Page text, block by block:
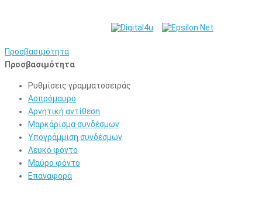
Προσβασιμότητα
Προσβασιμότητα
Ρυθμίσεις γραμματοσειράς
Ασπρόμαυρο
Αρνητική αντίθεση
Μαρκάρισμα συνδέσμων
Υπογράμμιση συνδέσμων
Λευκό φόντο
Μαύρο φόντο
Επαναφορά